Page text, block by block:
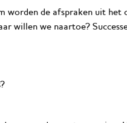
worden de afspraken uit
willen we naartoe?